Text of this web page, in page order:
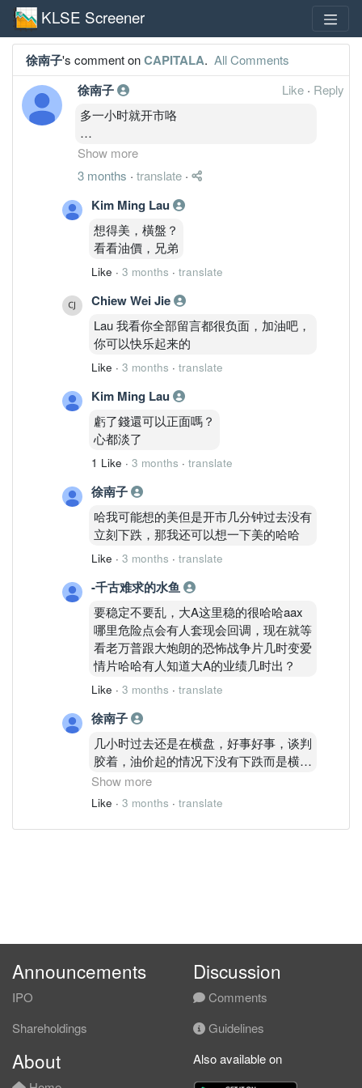
KLSE Screener
徐南子's comment onCAPITALA. All Comments
徐南子 Like · Reply
多一小时就开市咯
今天走势会如何呢？我想应该是横盘4.5左
右
这次几个亚航们应该是横盘直到下星期了
Show more
3 months · translate ·
Kim Ming Lau
想得美，橫盤？
看看油價，兄弟
Like · 3 months · translate
Chiew Wei Jie
Lau 我看你全部留言都很负面，加油吧，
你可以快乐起来的
Like · 3 months · translate
Kim Ming Lau
虧了錢還可以正面嗎？
心都淡了
1 Like · 3 months · translate
徐南子
哈我可能想的美但是开市几分钟过去没有
立刻下跌，那我还可以想一下美的哈哈
Like · 3 months · translate
-千古难求的水鱼
要稳定不要乱，大A这里稳的很哈哈aax
哪里危险点会有人套现会回调，现在就等
看老万普跟大炮朗的恐怖战争片几时变爱
情片哈哈有人知道大A的业绩几时出？
Like · 3 months · translate
徐南子
几小时过去还是在横盘，好事好事，谈判
胶着，油价起的情况下没有下跌而是横盘
好事好事
可惜没钱了不然还真想现在价位入手一点
Show more
Like · 3 months · translate
Announcements
IPO
Shareholdings
Discussion
Comments
Guidelines
About Also available on